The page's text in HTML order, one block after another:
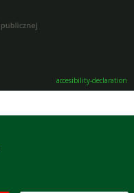
accesibility-declaration